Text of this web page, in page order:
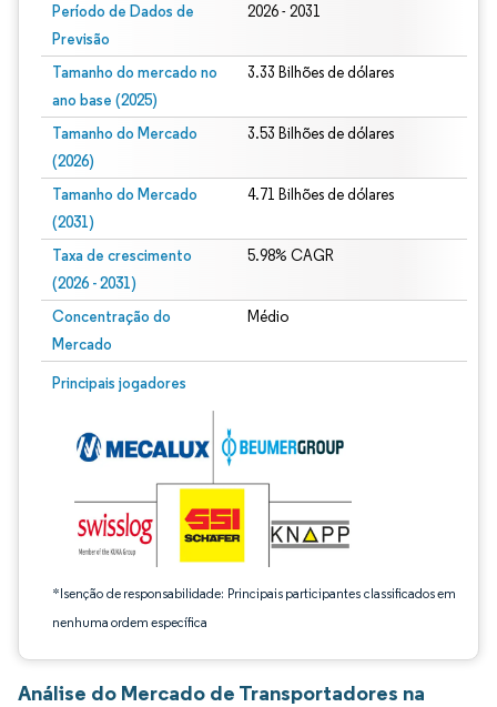
Período de Dados de
Previsão
2026 - 2031
Tamanho do mercado no
ano base (2025)
3.33 Bilhões de dólares
Tamanho do Mercado
(2026)
3.53 Bilhões de dólares
Tamanho do Mercado
(2031)
4.71 Bilhões de dólares
Taxa de crescimento
(2026 - 2031)
5.98% CAGR
Concentração do
Mercado
Médio
Principais jogadores
*Isenção de responsabilidade: Principais participantes classificados em
nenhuma ordem específica
Imagem © Mordor Intelligence. O reuso requer atribuição conforme CC BY 4.0.
Análise do Mercado de Transportadores na